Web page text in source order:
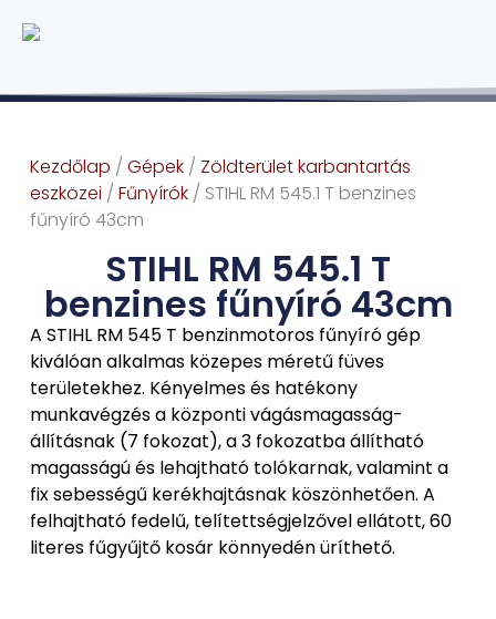
Kezdőlap / Gépek/ Zöldterület karbantartás
eszközei / Fűnyírók/ STIHL RM 545.1 T benzines
fűnyíró 43cm
STIHL RM 545.1 T
benzines fűnyíró 43cm
A STIHL RM 545 T benzinmotoros fűnyíró gép
kiválóan alkalmas közepes méretű füves
területekhez. Kényelmes és hatékony
munkavégzés a központi vágásmagasság-
állításnak (7 fokozat), a 3 fokozatba állítható
magasságú és lehajtható tolókarnak, valamint a
fix sebességű kerékhajtásnak köszönhetően. A
felhajtható fedelű, telítettségjelzővel ellátott, 60
literes fűgyűjtő kosár könnyedén üríthető.